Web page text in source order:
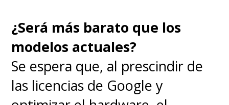
¿Será más barato que los
modelos actuales?
Se espera que, al prescindir de
las licencias de Google y